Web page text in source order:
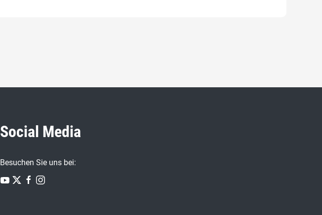
Social Media
Besuchen Sie uns bei: